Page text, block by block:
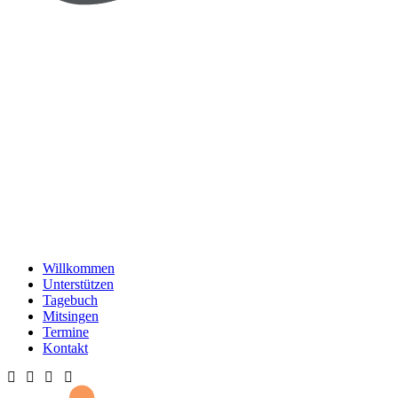
Willkommen
Unterstützen
Tagebuch
Mitsingen
Termine
Kontakt